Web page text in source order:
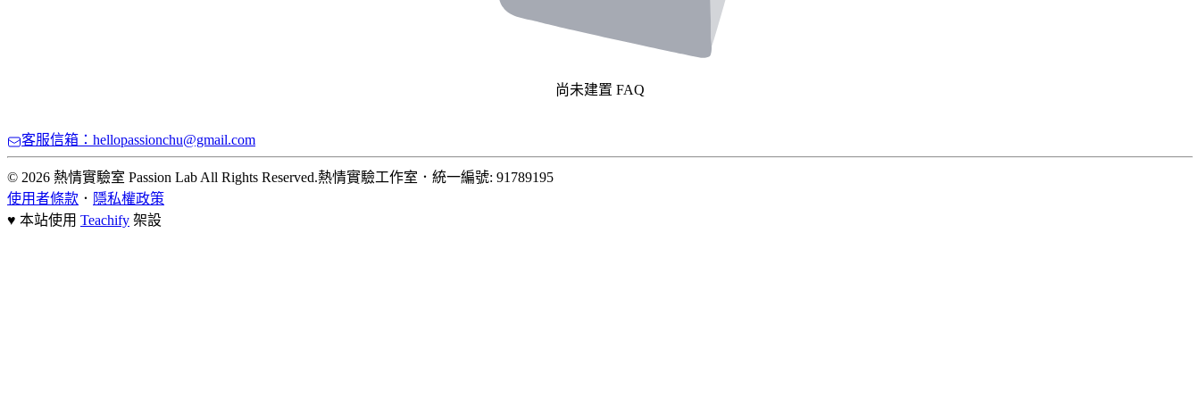
尚未建置 FAQ
客服信箱：hellopassionchu@gmail.com
© 2026 熱情實驗室 Passion Lab All Rights Reserved.熱情實驗工作室 ． 統一編號: 91789195
使用者條款 ． 隱私權政策
♥ 本站使用 Teachify 架設